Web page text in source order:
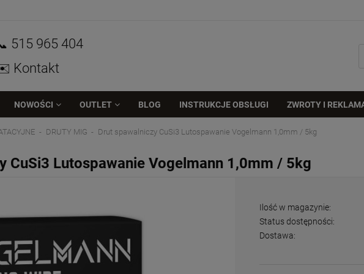
515 965 404
Kontakt
NOWOŚCI OUTLET BLOG INSTRUKCJE OBSŁUGI ZWROTY I
DRUTY MIG Drut spawalniczy CuSi3 Lutospawanie Vogelmann 1,0mm / 5kg
CuSi3 Lutospawanie Vogelmann 1,0mm / 5kg
Ilość w magazynie:
Status dostępności:
Dostawa: